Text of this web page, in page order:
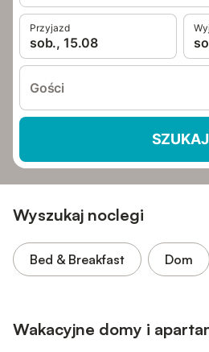
Przyjazd
sob., 15.08
Gości
SZUKAJ
Wyszukaj noclegi
Bed & Breakfast Dom
Wakacyjne domy i